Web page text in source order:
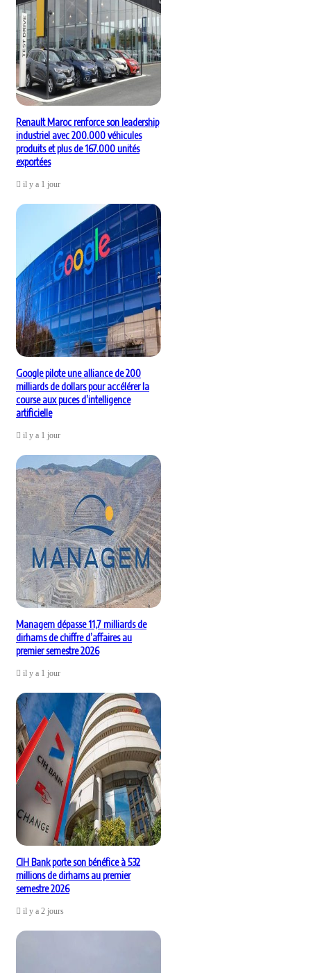
Renault Maroc renforce son leadership
industriel avec 200.000 véhicules
produits et plus de 167.000 unités
exportées
il y a 1 jour
Google pilote une alliance de 200
milliards de dollars pour accélérer la
course aux puces d’intelligence
artificielle
il y a 1 jour
Managem dépasse 11,7 milliards de
dirhams de chiffre d’affaires au
premier semestre 2026
il y a 1 jour
CIH Bank porte son bénéfice à 532
millions de dirhams au premier
semestre 2026
il y a 2 jours